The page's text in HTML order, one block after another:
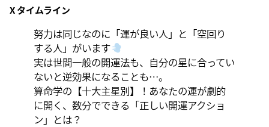
大きくエネルギーを放出する日。日々の活力をため込ん
X タイムライン
努力は同じなのに「運が良い人」と「空回り
する人」がいます
実は世間一般の開運法も、自分の星に合ってい
ないと逆効果になることも…。
算命学の【十大主星別】！あなたの運が劇的
に開く、数分でできる「正しい開運アクショ
ン」とは？